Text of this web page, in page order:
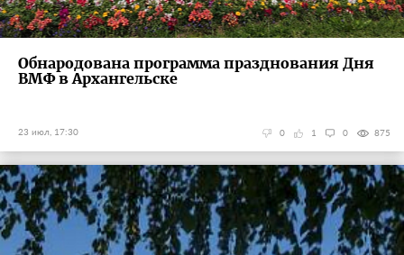
Обнародована программа празднования Дня
ВМФ в Архангельске
23 июл, 17:30 875
0
1
0